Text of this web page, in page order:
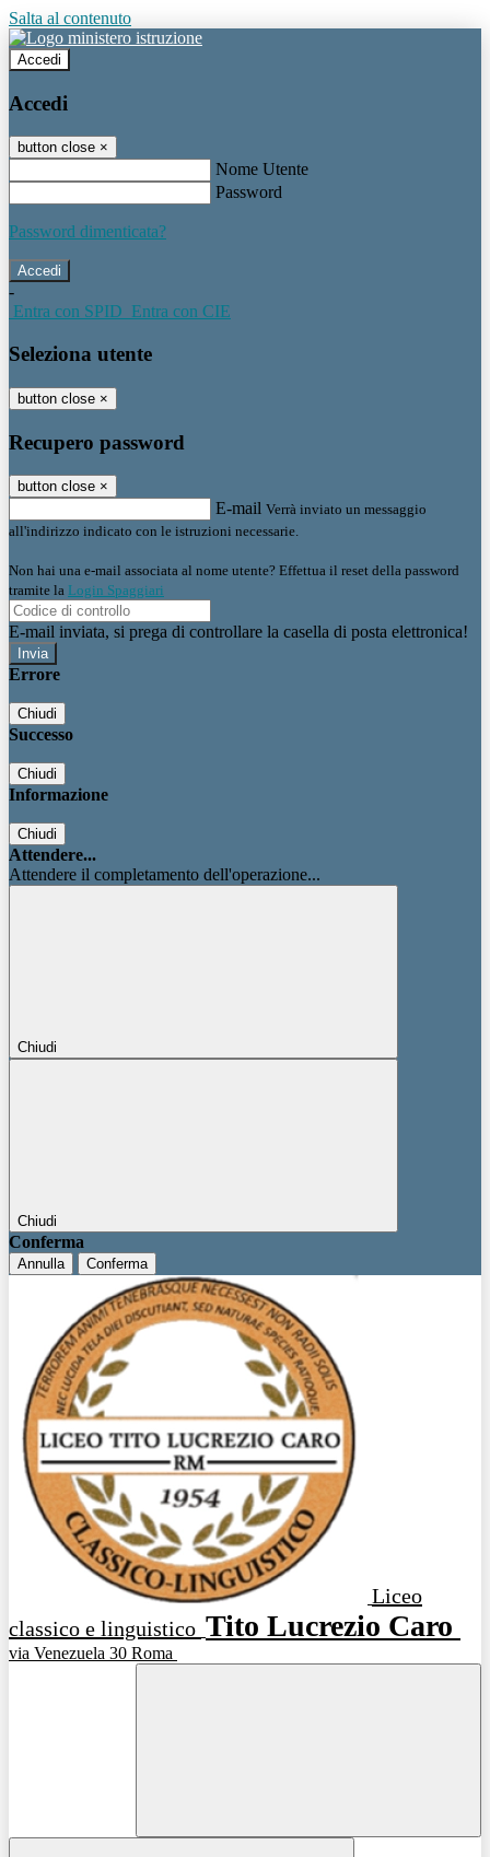
Salta al contenuto
Accedi
Accedi
button close ×
Nome Utente
Password
Password dimenticata?
-
Entra con SPID Entra con CIE
Seleziona utente
button close ×
Recupero password
button close ×
E-mail Verrà inviato un messaggio
all'indirizzo indicato con le istruzioni necessarie.
Non hai una e-mail associata al nome utente? Effettua il reset della password
tramite la Login Spaggiari
E-mail inviata, si prega di controllare la casella di posta elettronica!
Errore
Chiudi
Successo
Chiudi
Informazione
Chiudi
Attendere...
Attendere il completamento dell'operazione...
Chiudi
Chiudi
Conferma
Annulla Conferma
Liceo
classico e linguistico Tito Lucrezio Caro
via Venezuela 30 Roma